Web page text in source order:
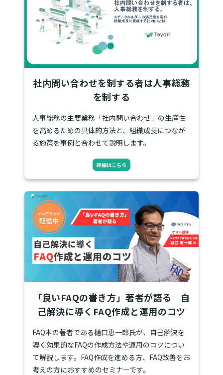
社内問い合わせを制する者は人事総務
を制する
人事総務の主要業務「社内問い合わせ」の生産性
を高めるための具体的方法と、組織成長につなが
る施策を事例と合わせて説明します。
詳細はこちら
「良いFAQの書き方」著者が語る 自
己解決に導くFAQ作成と運用のコツ
FAQ本の著者である樋口恵一郎氏が、自己解決を
導く効果的なFAQの作成方法や運用のコツについ
て解説します。FAQ作成を進める方、FAQ改善をお
考えの方におすすめのセミナーです。